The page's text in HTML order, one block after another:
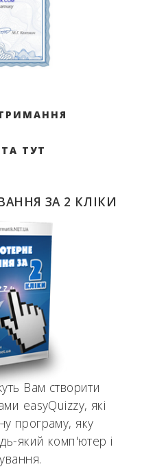
ТУТ
ЗА 2 КЛІКИ
Вам створити
easyQuizzy, які
програму, яку
який комп'ютер і